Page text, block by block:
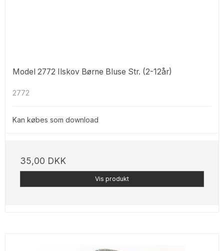
Model 2772 Ilskov Børne Bluse Str. (2-12år)
2772
Kan købes som download
35,00 DKK
Vis produkt